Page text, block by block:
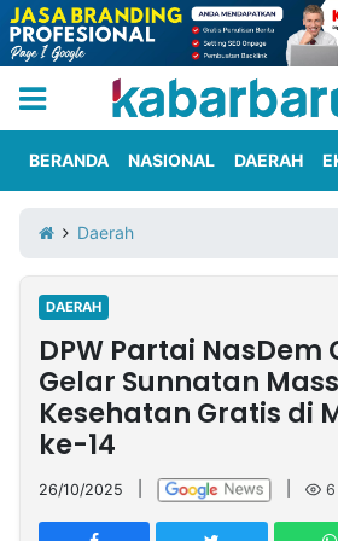
Iklan
Berita
Kami
Nasional
International
Olahraga
Entertainment
Daerah
Pariwisata
Kuliner
Kolom
Network
PT
TREETAN
BERANDA NASIONAL DAERAH
Daerah
DAERAH
DPW Partai
Gelar Sunnatan
Kesehatan Gratis di
ke-14
26/10/2025 6